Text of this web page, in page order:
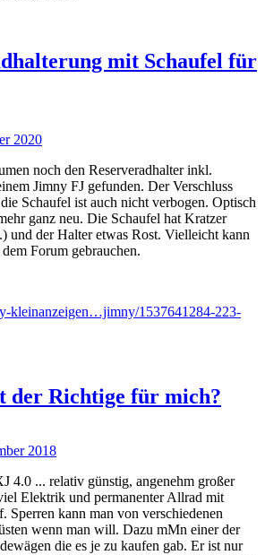
mit Schaufel für
2020
noch den Reserveradhalter inkl.
Jimny FJ gefunden. Der Verschluss
Schaufel ist auch nicht verbogen. Optisch
ganz neu. Die Schaufel hat Kratzer
und der Halter etwas Rost. Vielleicht kann
Forum gebrauchen.
kleinanzeigen…jimny/1537641284-223-
der Richtige für mich?
2018
4.0 ... relativ günstig, angenehm großer
Elektrik und permanenter Allrad mit
Sperren kann man von verschiedenen
wenn man will. Dazu mMn einer der
die es je zu kaufen gab. Er ist nur